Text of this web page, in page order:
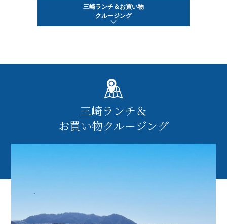
三崎ランチ＆お買い物
クルージング
三崎ランチ＆
お買い物クルージング